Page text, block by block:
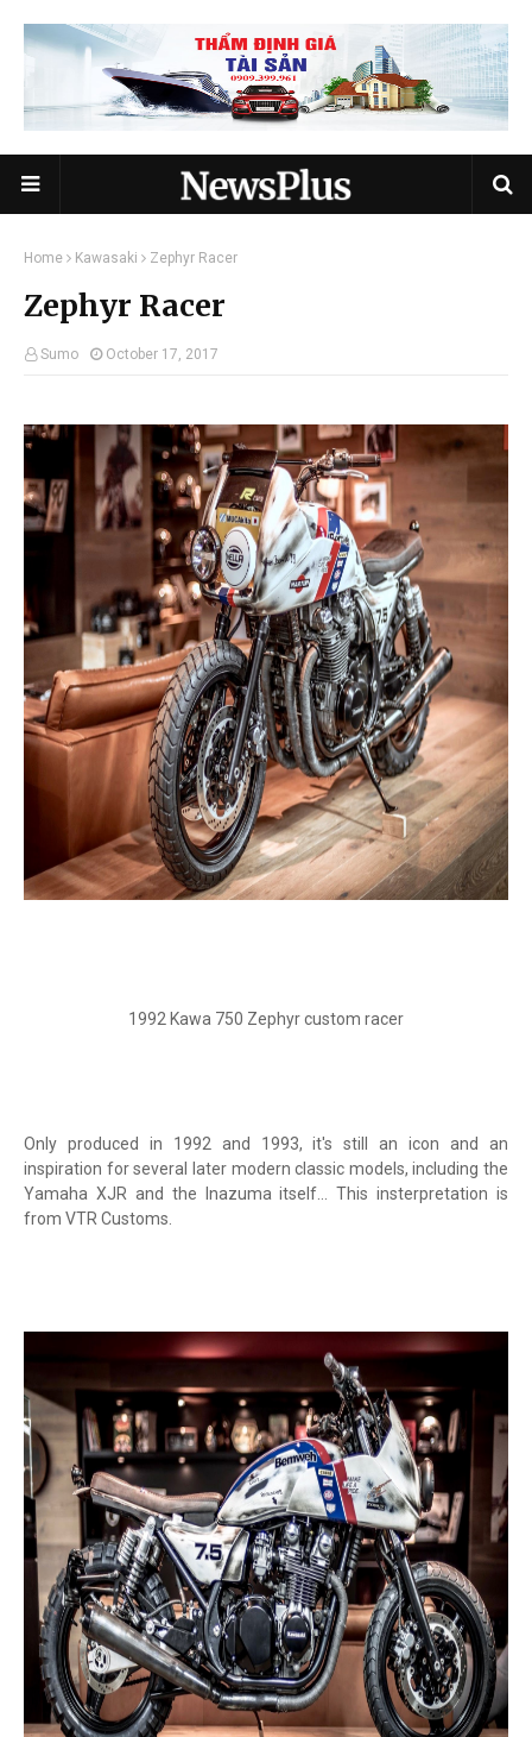
Home Kawasaki Zephyr Racer
Zephyr Racer
Sumo October 17, 2017
1992 Kawa 750 Zephyr custom racer
Only produced in 1992 and 1993, it's still an icon and an
inspiration for several later modern classic models, including the
Yamaha XJR and the Inazuma itself... This insterpretation is
from VTR Customs.